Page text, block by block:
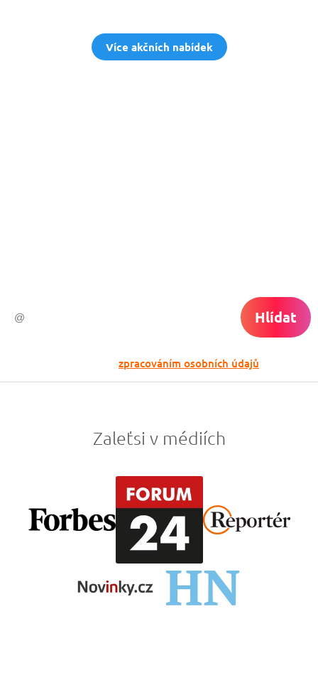
Více akčních nabídek
Hlídat
zpracováním osobních údajů
Zaleťsi v médiích